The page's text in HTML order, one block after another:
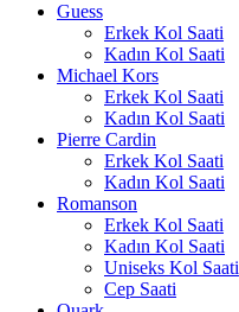
Guess
Erkek Kol Saati
Kadın Kol Saati
Michael Kors
Erkek Kol Saati
Kadın Kol Saati
Pierre Cardin
Erkek Kol Saati
Kadın Kol Saati
Romanson
Erkek Kol Saati
Kadın Kol Saati
Uniseks Kol Saati
Cep Saati